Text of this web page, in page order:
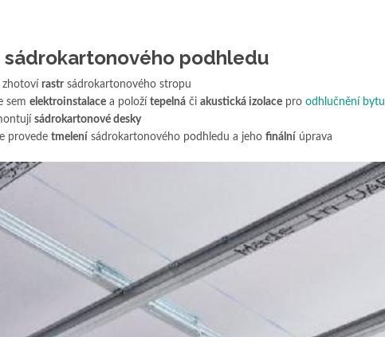
sádrokartonového podhledu
zhotoví rastr sádrokartonového stropu
sem elektroinstalace a položí tepelná či akustická izolace pro odhlučnění bytu
sádrokartonové desky
provede tmelení sádrokartonového podhledu a jeho finální úprava